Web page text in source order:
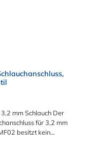
mm Schlauch Der
für 3,2 mm
besitzt kein